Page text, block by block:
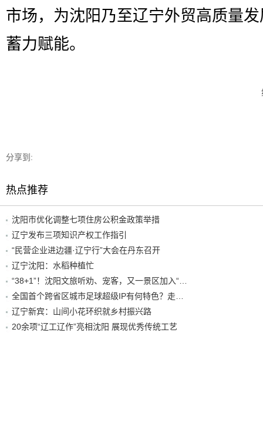
市场，为沈阳乃至辽宁外贸高质量
蓄力赋能。
分享到:
热点推荐
沈阳市优化调整七项住房公积金政策举措
辽宁发布三项知识产权工作指引
“民营企业进边疆·辽宁行”大会在丹东召开
辽宁沈阳：水稻种植忙
辽宁新宾：山间小花环织就乡村振兴路
20余项“辽工辽作”亮相沈阳 展现优秀传统工艺